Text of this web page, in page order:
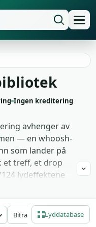
Ingen kreditering
avhenger av
— en whoosh-
som lander på
et treff, et drop
lydeffektene
på tre
applaus-
støy-
Bitrate Lyddatabase